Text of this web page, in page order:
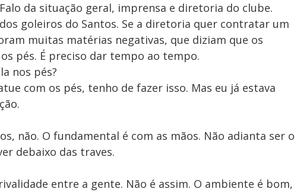
da situação geral, imprensa e diretoria do clube.
goleiros do Santos. Se a diretoria quer contratar um
muitas matérias negativas, que diziam que os
pés. É preciso dar tempo ao tempo.
nos pés?
com os pés, tenho de fazer isso. Mas eu já estava
não. O fundamental é com as mãos. Não adianta ser o
debaixo das traves.
entre a gente. Não é assim. O ambiente é bom,